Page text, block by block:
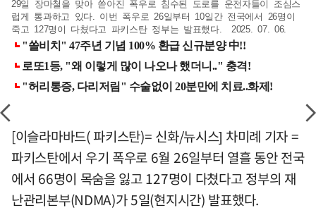
29일 장마철을 맞아 쏟아진 폭우로 침수된 도로를 운전자들이 조심스
럽게 통과하고 있다. 이번 폭우로 26일부터 10일간 전국에서 26명이
죽고 127명이 다쳤다고 파키스탄 정부는 발표했다. 2025. 07. 06.
[이슬라마바드( 파키스탄)= 신화/뉴시스] 차미례 기자 =
파키스탄에서 우기 폭우로 6월 26일부터 열흘 동안 전국
에서 66명이 목숨을 잃고 127명이 다쳤다고 정부의 재
난관리본부(NDMA)가 5일(현지시간) 발표했다.